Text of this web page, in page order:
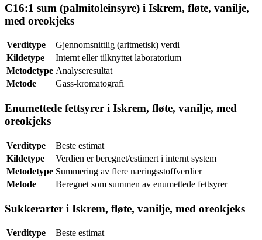
C16:1 sum (palmitoleinsyre) i Iskrem, fløte, vanilje,
med oreokjeks
Verditype
Gjennomsnittlig (aritmetisk) verdi
Kildetype
Internt eller tilknyttet laboratorium
Metodetype Analyseresultat
Metode
Gass-kromatografi
Enumettede fettsyrer i Iskrem, fløte, vanilje, med
oreokjeks
Verditype
Beste estimat
Kildetype
Verdien er beregnet/estimert i internt system
Metodetype Summering av flere næringsstoffverdier
Metode
Beregnet som summen av enumettede fettsyrer
Sukkerarter i Iskrem, fløte, vanilje, med oreokjeks
Verditype
Beste estimat